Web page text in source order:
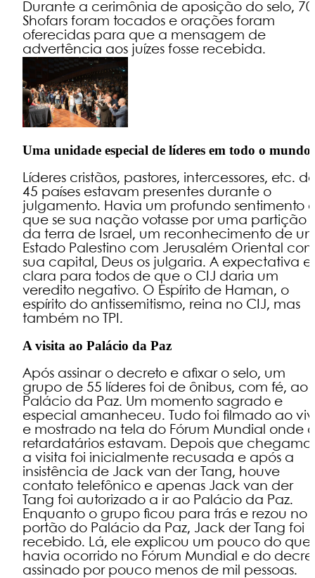
Durante a cerimônia de aposição do selo, 70
Shofars foram tocados e orações foram
oferecidas para que a mensagem de
advertência aos juízes fosse recebida.
Uma unidade especial de líderes em todo o mundo
Líderes cristãos, pastores, intercessores, etc.
45 países estavam presentes durante o
julgamento. Havia um profundo sentimento
que se sua nação votasse por uma partição
da terra de Israel, um reconhecimento de
Estado Palestino com Jerusalém Oriental
sua capital, Deus os julgaria. A expectativa
clara para todos de que o CIJ daria um
veredito negativo. O Espírito de Haman, o
espírito do antissemitismo, reina no CIJ, mas
também no TPI.
A visita ao Palácio da Paz
Após assinar o decreto e afixar o selo, um
grupo de 55 líderes foi de ônibus, com fé, ao
Palácio da Paz. Um momento sagrado e
especial amanheceu. Tudo foi filmado ao
e mostrado na tela do Fórum Mundial onde
retardatários estavam. Depois que
a visita foi inicialmente recusada e após a
insistência de Jack van der Tang, houve
contato telefônico e apenas Jack van der
Tang foi autorizado a ir ao Palácio da Paz.
Enquanto o grupo ficou para trás e rezou no
portão do Palácio da Paz, Jack der Tang foi
recebido. Lá, ele explicou um pouco do que
havia ocorrido no Fórum Mundial e do
assinado por pouco menos de mil pessoas.